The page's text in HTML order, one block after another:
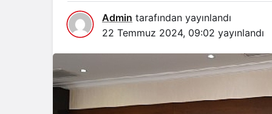
Admin tarafından yayınlandı
22 Temmuz 2024, 09:02 yayınlandı